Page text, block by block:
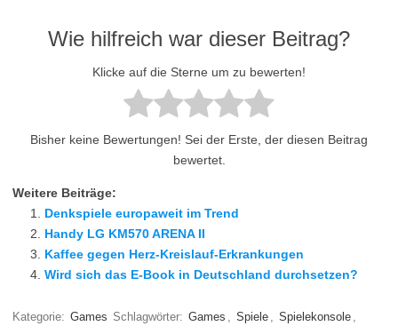
Wie hilfreich war dieser Beitrag?
Klicke auf die Sterne um zu bewerten!
Bisher keine Bewertungen! Sei der Erste, der diesen Beitrag
bewertet.
Weitere Beiträge:
Denkspiele europaweit im Trend
Handy LG KM570 ARENA II
Kaffee gegen Herz-Kreislauf-Erkrankungen
Wird sich das E-Book in Deutschland durchsetzen?
Kategorie: Games Schlagwörter: Games , Spiele , Spielekonsole ,